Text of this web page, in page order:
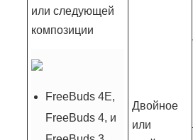
или следующей
композиции
FreeBuds 4E,
FreeBuds 4, и
Двойное
или